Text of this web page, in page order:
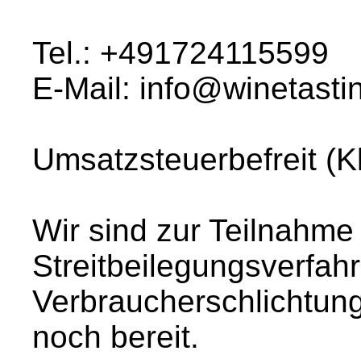
Tel.: +491724115599
E-Mail:
Umsatzsteuerbefreit
Wir sind zur
noch bereit.